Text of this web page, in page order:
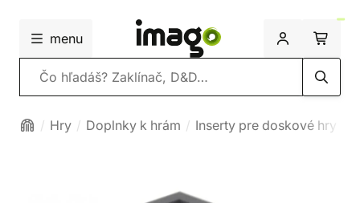
menu
Vyhľadávanie
Hry Doplnky k hrám Inserty pre doskové hry